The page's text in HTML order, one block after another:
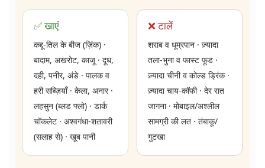
✅ खाएं
कद्दू-तिल के बीज (ज़िंक) ·
बादाम, अखरोट, काजू · दूध,
दही, पनीर, अंडे · पालक व
हरी सब्ज़ियाँ · केला, अनार ·
लहसुन (ब्लड फ्लो) · डार्क
चॉकलेट · अश्वगंधा-शतावरी
(सलाह से) · खूब पानी
❌ टालें
शराब व धूम्रपान · ज़्यादा
तला-भुना व फास्ट फूड ·
ज़्यादा चीनी व कोल्ड ड्रिंक ·
ज़्यादा चाय-कॉफी · देर रात
जागना · मोबाइल/अश्लील
सामग्री की लत · तंबाकू/
गुटखा